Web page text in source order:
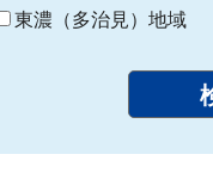
り
東濃（多治見）地域